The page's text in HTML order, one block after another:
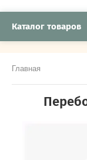
Каталог товаров
Главная